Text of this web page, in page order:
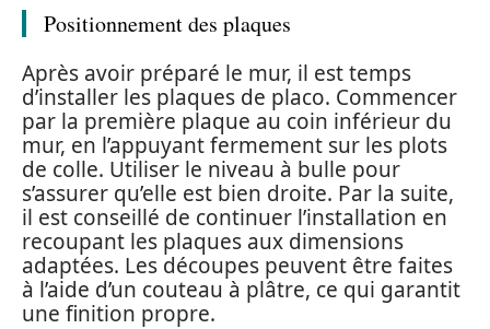
Positionnement des plaques
Après avoir préparé le mur, il est temps
d’installer les plaques de placo. Commencer
par la première plaque au coin inférieur du
mur, en l’appuyant fermement sur les plots
de colle. Utiliser le niveau à bulle pour
s’assurer qu’elle est bien droite. Par la suite,
il est conseillé de continuer l’installation en
recoupant les plaques aux dimensions
adaptées. Les découpes peuvent être faites
à l’aide d’un couteau à plâtre, ce qui garantit
une finition propre.